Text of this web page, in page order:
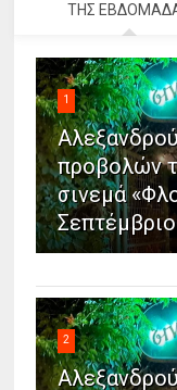
ΤΗΣ
1
προβολών
σινεμά
Σεπτέμβριο
2